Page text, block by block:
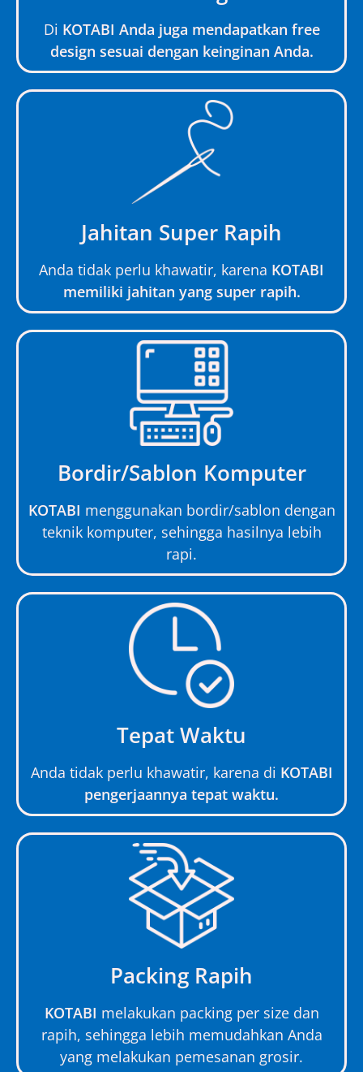
Di KOTABI Anda juga mendapatkan free
design sesuai dengan keinginan Anda.
Jahitan Super Rapih
Anda tidak perlu khawatir, karena KOTABI
memiliki jahitan yang super rapih.
Bordir/Sablon Komputer
KOTABI menggunakan bordir/sablon dengan
teknik komputer, sehingga hasilnya lebih
rapi.
Tepat Waktu
Anda tidak perlu khawatir, karena di KOTABI
pengerjaannya tepat waktu.
Packing Rapih
KOTABI melakukan packing per size dan
rapih, sehingga lebih memudahkan Anda
yang melakukan pemesanan grosir.